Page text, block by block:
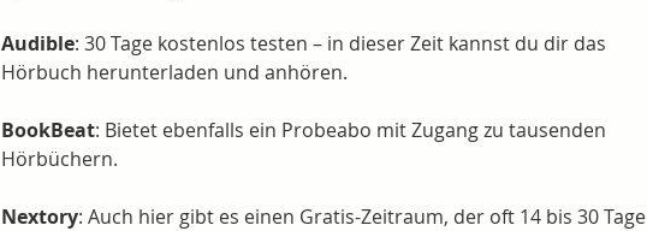
Audible: 30 Tage kostenlos testen – in dieser Zeit kannst du dir das
Hörbuch herunterladen und anhören.
BookBeat: Bietet ebenfalls ein Probeabo mit Zugang zu tausenden
Hörbüchern.
Nextory: Auch hier gibt es einen Gratis-Zeitraum, der oft 14 bis 30 Tage